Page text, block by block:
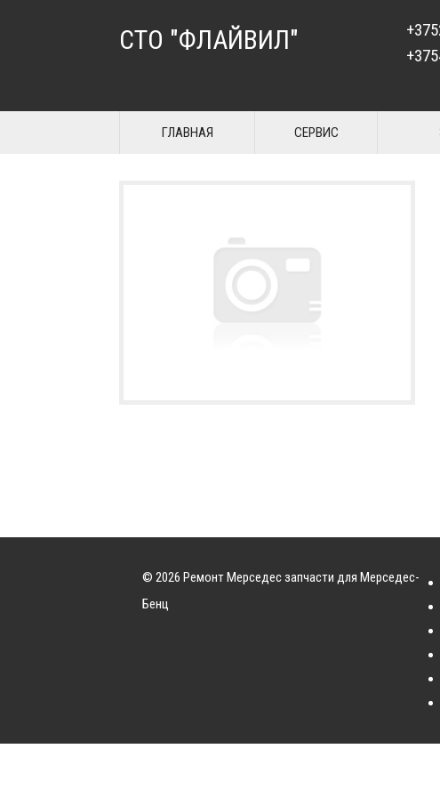
СТО "ФЛАЙВИЛ"
ГЛАВНАЯ СЕРВИС
© 2026 Ремонт Мерседес запчасти для Мерседес-
Бенц